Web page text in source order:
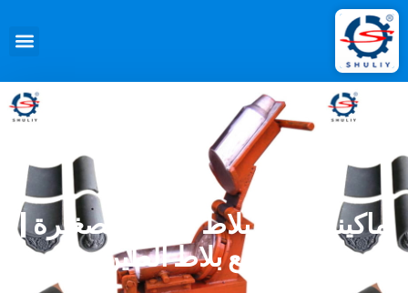
ماكينة ضغط بلاط الطين الصغيرة |
آلة صنع بلاط الطين